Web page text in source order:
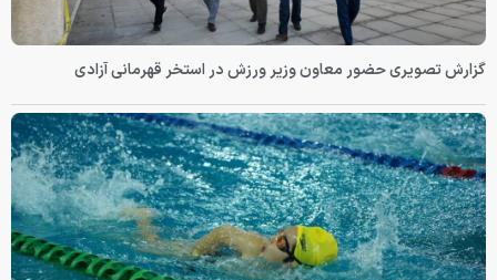
گزارش تصویری حضور معاون وزیر ورزش در استخر قهرمانی آزادی